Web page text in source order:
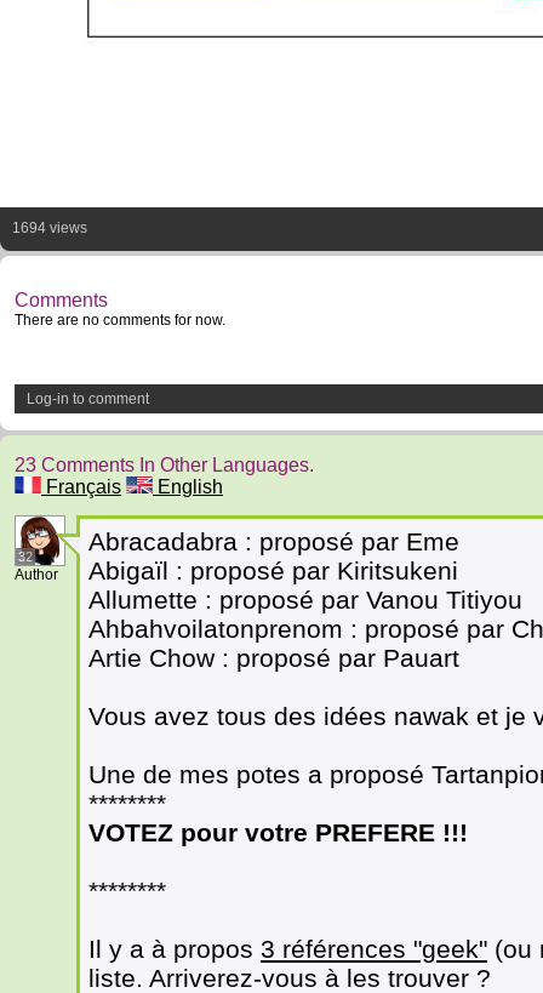
1694 views
Comments
There are no comments for now.
Log-in to comment
23 Comments In Other Languages.
Français
English
32
Author
Abracadabra : proposé par Eme
Abigaïl : proposé par Kiritsukeni
Allumette : proposé par Vanou Titiyou
Ahbahvoilatonprenom : proposé par
Artie Chow : proposé par Pauart
Vous avez tous des idées nawak et je
Une de mes potes a proposé
********
VOTEZ pour votre PREFERE !!!
********
Il y a à propos 3 références "geek" (ou
liste. Arriverez-vous à les trouver ?